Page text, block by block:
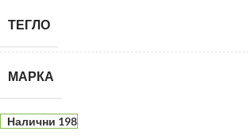
ТЕГЛО
МАРКА
Налични 198